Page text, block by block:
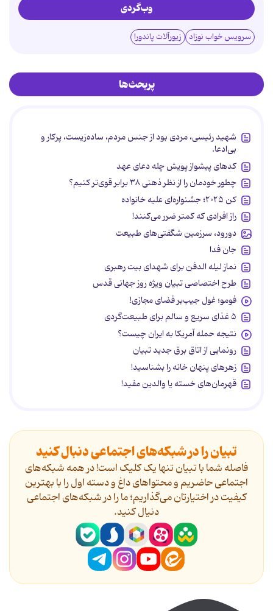
وب‌گردی
سرویس خواب نوزاد زیورآلات پاندورا
پربحث‌ها
شهید رئیسی، مردی بود از جنس مردم، ساده‌زیست، پرکار و
بی‌ادعا.
کدهای پیشواز پویش چله دعای عهد
چطور خودمان را از نظر ذهنی ۳۸ برابر قوی‌تر کنیم؟
کن ۲۰۲۵؛ جشنواره‌ای علیه خانواده
راز افرادی که کمتر ضرر می‌کنند!
دورود، سرزمین شگفتی‌های طبیعت
جان فدا
نماز لیله الدفن برای شهدای بیت رهبری
طرح اختصاصی تبیان ویژه روز جهانی قدس
فومو؛ غول جیب‌بر فضای مجازی!
۵ غذای سریع و سالم برای طبیعت‌گردی
نتیجه حمله آمریکا به ایران چیست؟
رونمایی از اتاق برق جدید تبیان
زهرهای پنهان خانه را بشناسید!
قهرمان‌های خسته یا والدین مفید!
تبیان را در شبکه‌های اجتماعی دنبال کنید
فاصله شما با تبیان تنها یک کلیک است! در همه شبکه‌های
اجتماعی حاضریم و محتواهای داغ و دسته اول را با بهترین
کیفیت در اختیارتان می‌گذاریم؛ ما را در شبکه‌های اجتماعی
دنیال کنید.